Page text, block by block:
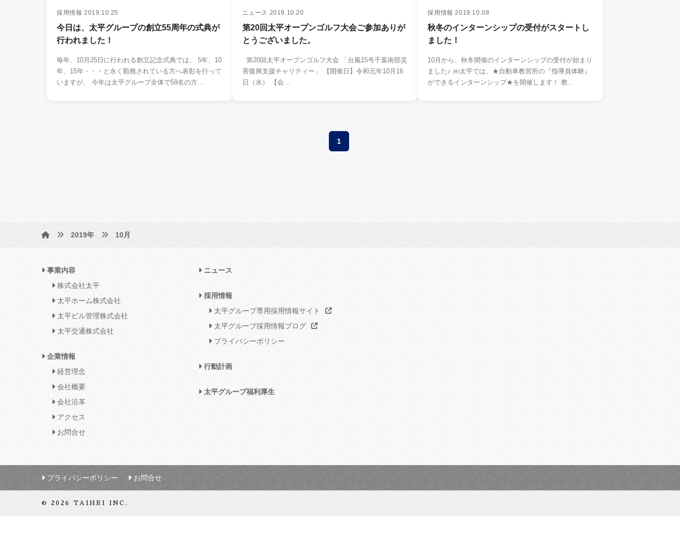
採用情報 2019.10.25
今日は、太平グループの創立55周年の式典が
行われました！
毎年、10月25日に行われる創立記念式典では、 5年、10
年、15年・・・と永く勤務されている方へ表彰を行って
いますが、 今年は太平グループ全体で59名の方…
ニュース 2019.10.20
第20回太平オープンゴルフ大会ご参加ありが
とうございました。
害復興支援チャリティー」 【開催日】令和元年10月16
日（水） 【会…
採用情報 2019.10.08
秋冬のインターンシップの受付がスタートし
ました！
10月から、秋冬開催のインターンシップの受付が始まり
ました♪ ㈱太平では、★自動車教習所の『指導員体験』
ができるインターンシップ★を開催します！ 教…
1
2019年 10月
事業内容
株式会社太平
太平ホーム株式会社
太平ビル管理株式会社
太平交通株式会社
企業情報
経営理念
会社概要
会社沿革
アクセス
お問合せ
ニュース
採用情報
太平グループ専用採用情報サイト
太平グループ採用情報ブログ
プライバシーポリシー
行動計画
太平グループ福利厚生
プライバシーポリシー お問合せ
© 2026 TAIHEI INC.